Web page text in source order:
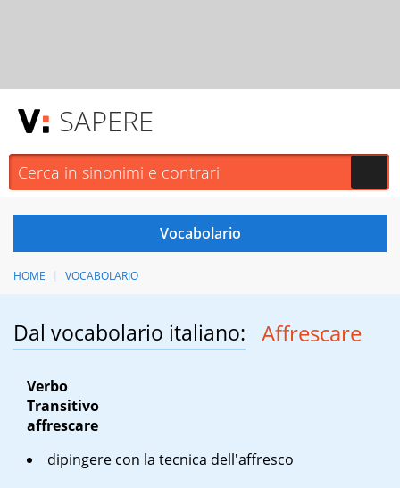
SAPERE
HOME VOCABOLARIO
Dal vocabolario italiano: Affrescare
Verbo
Transitivo
affrescare
dipingere con la tecnica dell'affresco